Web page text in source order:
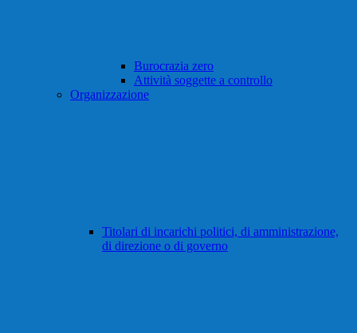
Burocrazia zero
Attività soggette a controllo
Organizzazione
Titolari di incarichi politici, di amministrazione,
di direzione o di governo